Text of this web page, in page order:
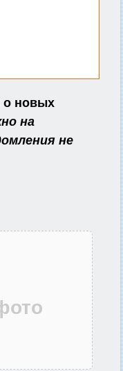
о новых
на
не